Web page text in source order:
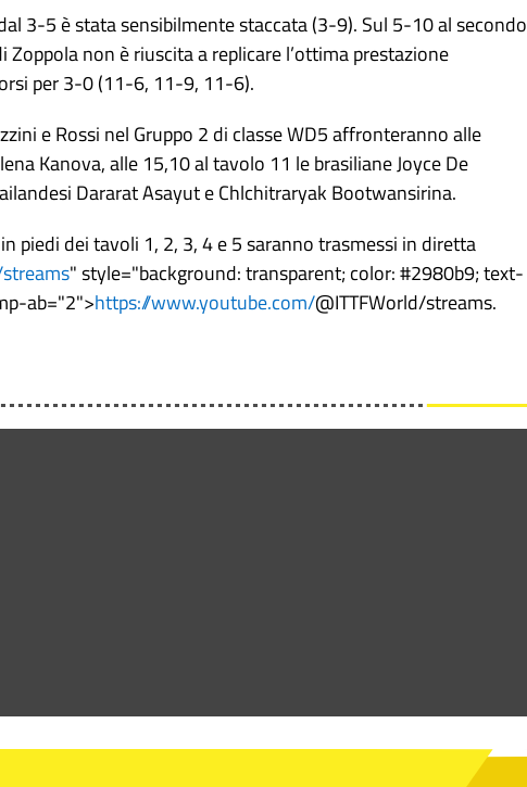
3-5 è stata sensibilmente staccata (3-9). Sul 5-10 al secondo
non è riuscita a replicare l’ottima prestazione
per 3-0 (11-6, 11-9, 11-6).
e Rossi nel Gruppo 2 di classe WD5 affronteranno alle
Kanova, alle 15,10 al tavolo 11 le brasiliane Joyce De
Dararat Asayut e Chlchitraryak Bootwansirina.
piedi dei tavoli 1, 2, 3, 4 e 5 saranno trasmessi in diretta
" style="background: transparent; color: #2980b9; text-
ab="2">https://www.youtube.com/@ITTFWorld/streams.